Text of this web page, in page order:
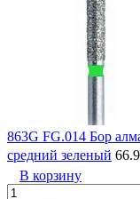
863G FG.014 Бор
средний зеленый
В корзину